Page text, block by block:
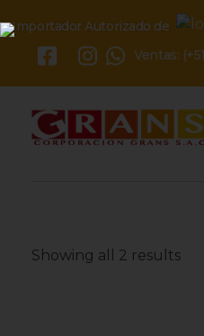
Importador Autorizado de
Ventas:
Showing all 2 results